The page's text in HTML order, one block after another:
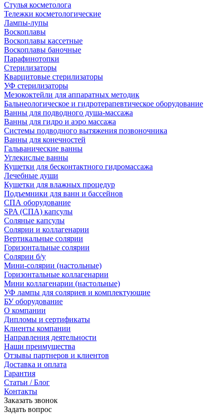
Стулья косметолога
Тележки косметологические
Лампы-лупы
Воскоплавы
Воскоплавы кассетные
Воскоплавы баночные
Парафинотопки
Стерилизаторы
Кварцитовые стерилизаторы
УФ стерилизаторы
Мезококтейли для аппаратных методик
Бальнеологическое и гидротерапевтическое оборудование
Ванны для подводного душа-массажа
Ванны для гидро и аэро массажа
Системы подводного вытяжения позвоночника
Ванны для конечностей
Гальванические ванны
Углекислые ванны
Кушетки для бесконтактного гидромассажа
Лечебные души
Кушетки для влажных процедур
Подъемники для ванн и бассейнов
СПА оборудование
SPA (СПА) капсулы
Соляные капсулы
Солярии и коллагенарии
Вертикальные солярии
Горизонтальные солярии
Солярии б/у
Мини-солярии (настольные)
Горизонтальные коллагенарии
Мини коллагенарии (настольные)
УФ лампы для соляриев и комплектующие
БУ оборудование
О компании
Дипломы и сертификаты
Клиенты компании
Направления деятельности
Наши преимущества
Отзывы партнеров и клиентов
Доставка и оплата
Гарантия
Статьи / Блог
Контакты
Заказать звонок
Задать вопрос